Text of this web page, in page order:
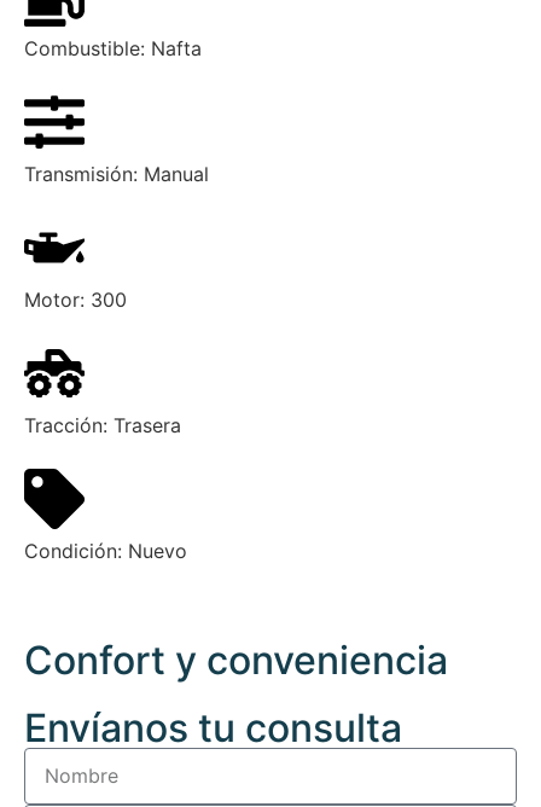
Combustible: Nafta
Transmisión: Manual
Motor: 300
Tracción: Trasera
Condición: Nuevo
Confort y conveniencia
Envíanos tu consulta